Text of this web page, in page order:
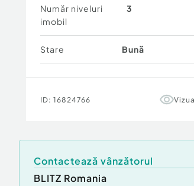
Număr niveluri
imobil
3
Stare Bună
ID: 16824766
Contactează vânzătorul
BLITZ Romania